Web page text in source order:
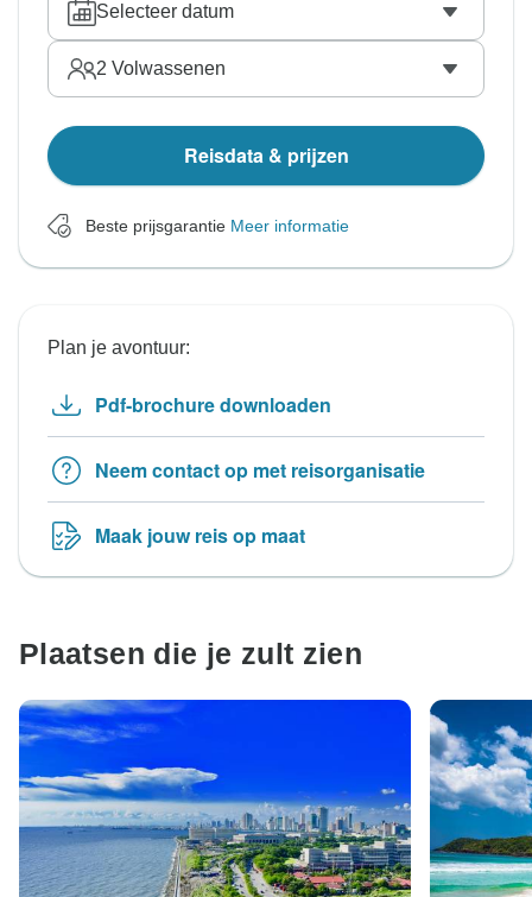
Selecteer datum
2 Volwassenen
Reisdata & prijzen
Beste prijsgarantie Meer informatie
Plan je avontuur:
Pdf-brochure downloaden
Neem contact op met reisorganisatie
Maak jouw reis op maat
Plaatsen die je zult zien